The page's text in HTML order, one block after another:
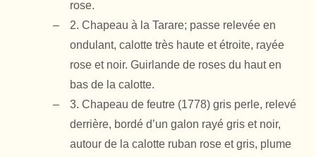
rose.
2. Chapeau à la Tarare; passe relevée en
ondulant, calotte très haute et étroite, rayée
rose et noir. Guirlande de roses du haut en
bas de la calotte.
3. Chapeau de feutre (1778) gris perle, relevé
derrière, bordé d’un galon rayé gris et noir,
autour de la calotte ruban rose et gris, plume